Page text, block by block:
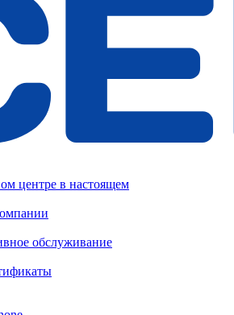
центре в настоящем
обслуживание